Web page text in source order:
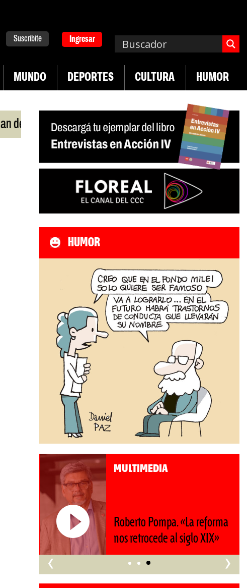
Suscribite Ingresar
MUNDO DEPORTES CULTURA HUMOR
lucha de UTEP | Exportaciones del agro | Crece
HUMOR
MULTIMEDIA
Roberto Pompa. «La reforma
nos retrocede al siglo XIX»
‹ ›